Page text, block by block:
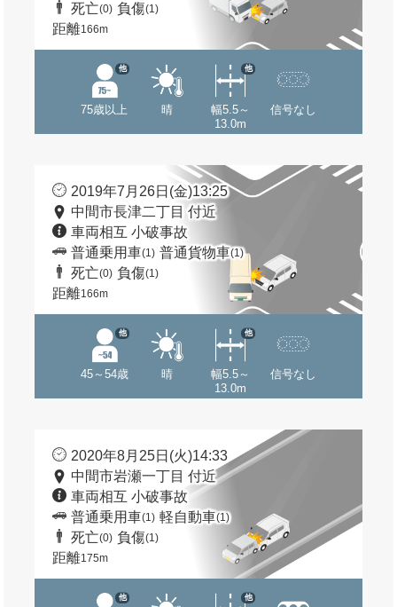
死亡(0) 負傷(1)
距離166m
75歳以上
他
晴
幅5.5～
13.0m
他
信号なし
2019年7月26日(金)13:25
中間市長津二丁目 付近
車両相互 小破事故
普通乗用車(1) 普通貨物車(1)
死亡(0) 負傷(1)
距離166m
45～54歳
他
晴
幅5.5～
13.0m
他
信号なし
2020年8月25日(火)14:33
中間市岩瀬一丁目 付近
車両相互 小破事故
普通乗用車(1) 軽自動車(1)
死亡(0) 負傷(1)
距離175m
他 他